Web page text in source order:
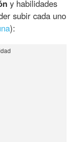
y habilidades
subir cada uno
):